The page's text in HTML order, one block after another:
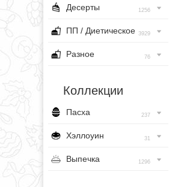
Десерты 1256
ПП / Диетическое 3929
Разное 76
Коллекции
Пасха 237
Хэллоуин 31
Выпечка 1296